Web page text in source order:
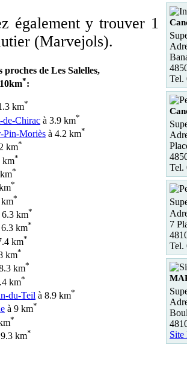
également y trouver 1
(Marvejols).
proches de Les Salelles,
*:
km*
de-Chirac à 3.9 km*
Pin-Moriès à 4.2 km*
km*
km*
*
*
km*
6.3 km*
6.3 km*
km*
km*
km*
km*
du-Teil à 8.9 km*
à 9 km*
*
km*
Tel.
Tel.
7
Tel.
Site